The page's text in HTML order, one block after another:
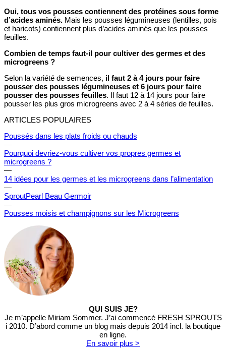
Oui, tous vos pousses contiennent des protéines sous forme
d’acides aminés. Mais les pousses légumineuses (lentilles, pois
et haricots) contiennent plus d’acides aminés que les pousses
feuilles.
Combien de temps faut-il pour cultiver des germes et des
microgreens ?
Selon la variété de semences, il faut 2 à 4 jours pour faire
pousser des pousses légumineuses et 6 jours pour faire
pousser des pousses feuilles. Il faut 12 à 14 jours pour faire
pousser les plus gros microgreens avec 2 à 4 séries de feuilles.
ARTICLES POPULAIRES
Poussés dans les plats froids ou chauds
—
Pourquoi devriez-vous cultiver vos propres germes et
microgreens ?
—
14 idées pour les germes et les microgreens dans l’alimentation
—
SproutPearl Beau Germoir
—
Pousses moisis et champignons sur les Microgreens
QUI SUIS JE?
Je m’appelle Miriam Sommer. J’ai commencé FRESH SPROUTS
i 2010. D’abord comme un blog mais depuis 2014 incl. la boutique
en ligne.
En savoir plus >